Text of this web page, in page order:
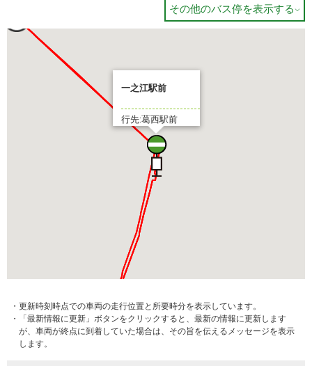
その他のバス停を表示する 
一之江駅前
行先:葛西駅前
・更新時刻時点での車両の走行位置と所要時分を表示しています。
・「最新情報に更新」ボタンをクリックすると、最新の情報に更新します
が、車両が終点に到着していた場合は、その旨を伝えるメッセージを表示
します。